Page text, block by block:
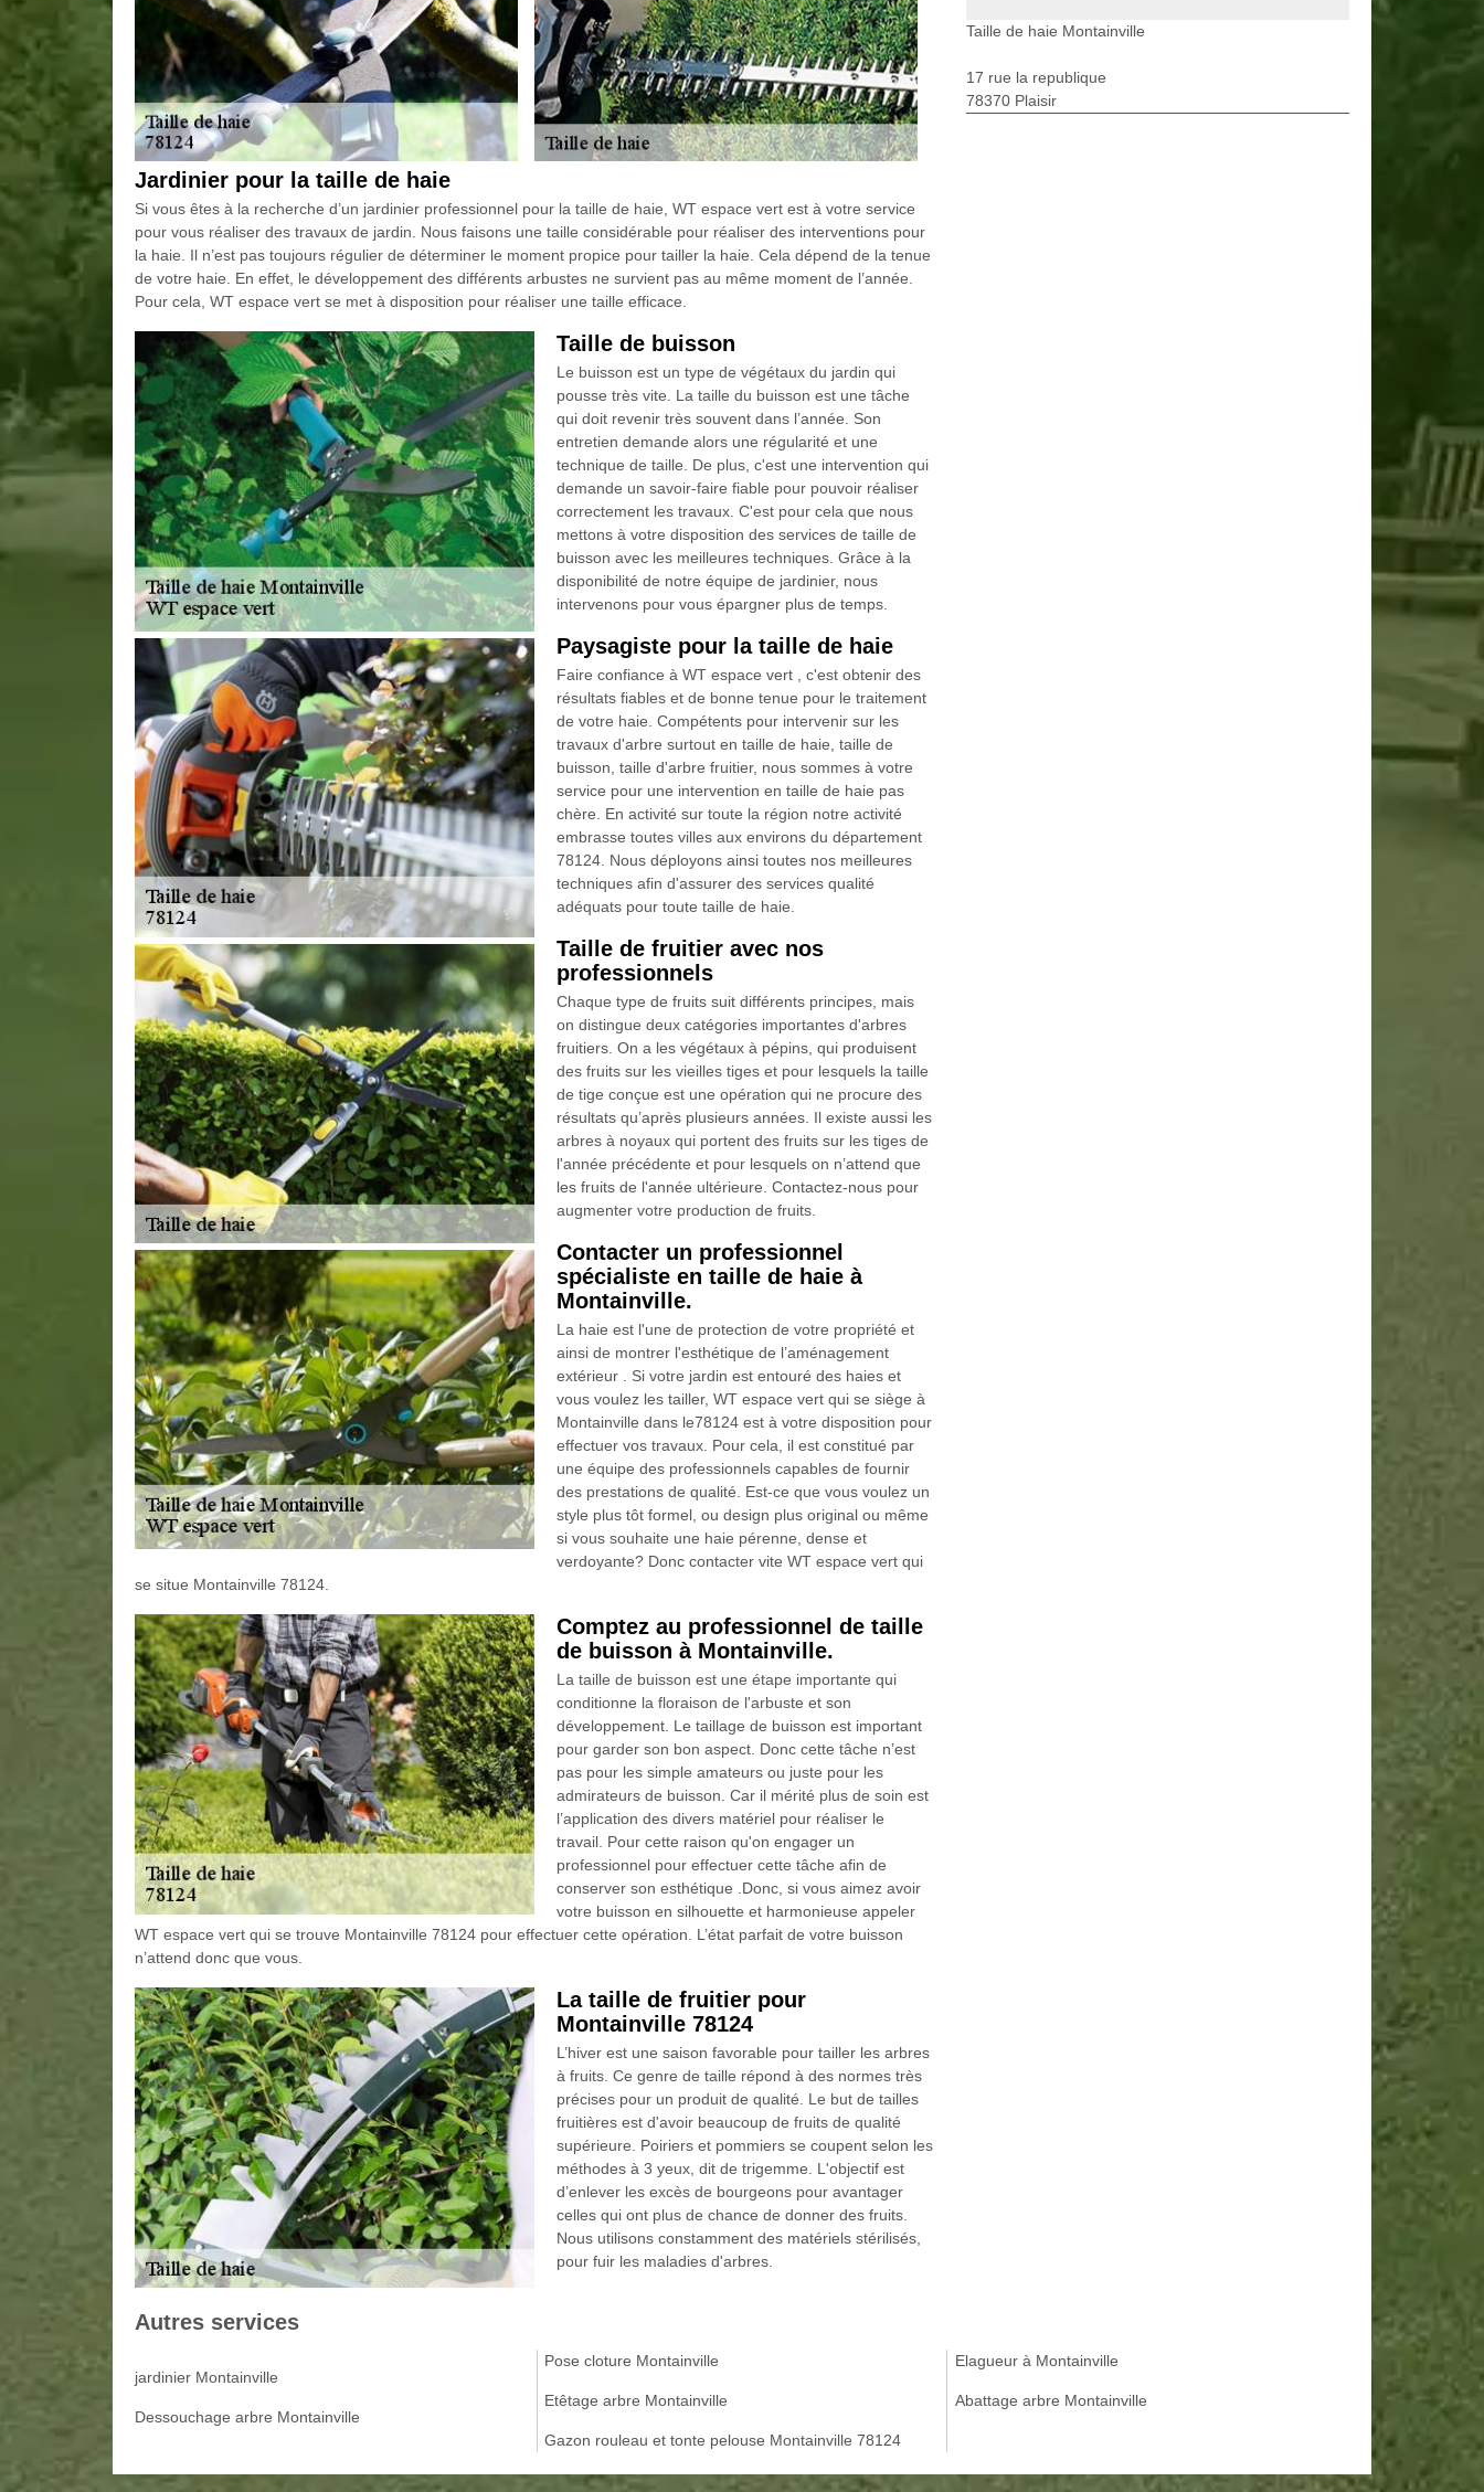
Jardinier pour la taille de haie
Si vous êtes à la recherche d’un jardinier professionnel pour la taille de haie, WT espace vert est à votre service
pour vous réaliser des travaux de jardin. Nous faisons une taille considérable pour réaliser des interventions pour
la haie. Il n’est pas toujours régulier de déterminer le moment propice pour tailler la haie. Cela dépend de la tenue
de votre haie. En effet, le développement des différents arbustes ne survient pas au même moment de l’année.
Pour cela, WT espace vert se met à disposition pour réaliser une taille efficace.
Taille de buisson
Le buisson est un type de végétaux du jardin qui
pousse très vite. La taille du buisson est une tâche
qui doit revenir très souvent dans l’année. Son
entretien demande alors une régularité et une
technique de taille. De plus, c'est une intervention qui
demande un savoir-faire fiable pour pouvoir réaliser
correctement les travaux. C'est pour cela que nous
mettons à votre disposition des services de taille de
buisson avec les meilleures techniques. Grâce à la
disponibilité de notre équipe de jardinier, nous
intervenons pour vous épargner plus de temps.
Paysagiste pour la taille de haie
Faire confiance à WT espace vert , c'est obtenir des
résultats fiables et de bonne tenue pour le traitement
de votre haie. Compétents pour intervenir sur les
travaux d'arbre surtout en taille de haie, taille de
buisson, taille d'arbre fruitier, nous sommes à votre
service pour une intervention en taille de haie pas
chère. En activité sur toute la région notre activité
embrasse toutes villes aux environs du département
78124. Nous déployons ainsi toutes nos meilleures
techniques afin d'assurer des services qualité
adéquats pour toute taille de haie.
Taille de fruitier avec nos
professionnels
Chaque type de fruits suit différents principes, mais
on distingue deux catégories importantes d'arbres
fruitiers. On a les végétaux à pépins, qui produisent
des fruits sur les vieilles tiges et pour lesquels la taille
de tige conçue est une opération qui ne procure des
résultats qu’après plusieurs années. Il existe aussi les
arbres à noyaux qui portent des fruits sur les tiges de
l'année précédente et pour lesquels on n’attend que
les fruits de l'année ultérieure. Contactez-nous pour
augmenter votre production de fruits.
Contacter un professionnel
spécialiste en taille de haie à
Montainville.
La haie est l'une de protection de votre propriété et
ainsi de montrer l'esthétique de l’aménagement
extérieur . Si votre jardin est entouré des haies et
vous voulez les tailler, WT espace vert qui se siège à
Montainville dans le78124 est à votre disposition pour
effectuer vos travaux. Pour cela, il est constitué par
une équipe des professionnels capables de fournir
des prestations de qualité. Est-ce que vous voulez un
style plus tôt formel, ou design plus original ou même
si vous souhaite une haie pérenne, dense et
verdoyante? Donc contacter vite WT espace vert qui
se situe Montainville 78124.
Comptez au professionnel de taille
de buisson à Montainville.
La taille de buisson est une étape importante qui
conditionne la floraison de l'arbuste et son
développement. Le taillage de buisson est important
pour garder son bon aspect. Donc cette tâche n’est
pas pour les simple amateurs ou juste pour les
admirateurs de buisson. Car il mérité plus de soin est
l’application des divers matériel pour réaliser le
travail. Pour cette raison qu'on engager un
professionnel pour effectuer cette tâche afin de
conserver son esthétique .Donc, si vous aimez avoir
votre buisson en silhouette et harmonieuse appeler
WT espace vert qui se trouve Montainville 78124 pour effectuer cette opération. L’état parfait de votre buisson
n’attend donc que vous.
La taille de fruitier pour
Montainville 78124
L’hiver est une saison favorable pour tailler les arbres
à fruits. Ce genre de taille répond à des normes très
précises pour un produit de qualité. Le but de tailles
fruitières est d'avoir beaucoup de fruits de qualité
supérieure. Poiriers et pommiers se coupent selon les
méthodes à 3 yeux, dit de trigemme. L'objectif est
d’enlever les excès de bourgeons pour avantager
celles qui ont plus de chance de donner des fruits.
Nous utilisons constamment des matériels stérilisés,
pour fuir les maladies d'arbres.
Taille de haie Montainville
17 rue la republique
78370 Plaisir
Autres services
jardinier Montainville
Dessouchage arbre Montainville
Pose cloture Montainville
Etêtage arbre Montainville
Gazon rouleau et tonte pelouse Montainville 78124
Elagueur à Montainville
Abattage arbre Montainville